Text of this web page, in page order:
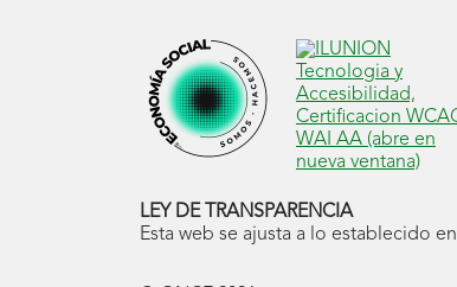
LEY DE TRANSPARENCIA
Esta web se ajusta a lo establecido